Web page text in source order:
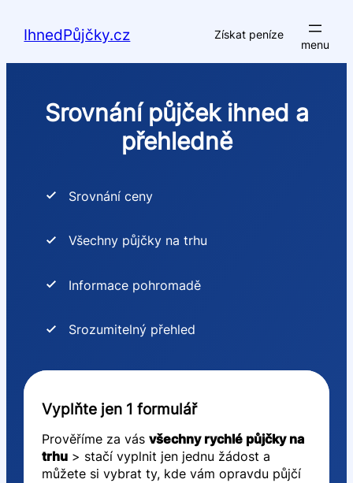
IhnedPůjčky.cz Získat peníze
Srovnání půjček ihned a
přehledně
Srovnání ceny
Všechny půjčky na trhu
Informace pohromadě
Srozumitelný přehled
Vyplňte jen 1 formulář
Prověříme za vás všechny rychlé půjčky na
trhu> stačí vyplnit jen jednu žádost a
můžete si vybrat ty, kde vám opravdu půjčí